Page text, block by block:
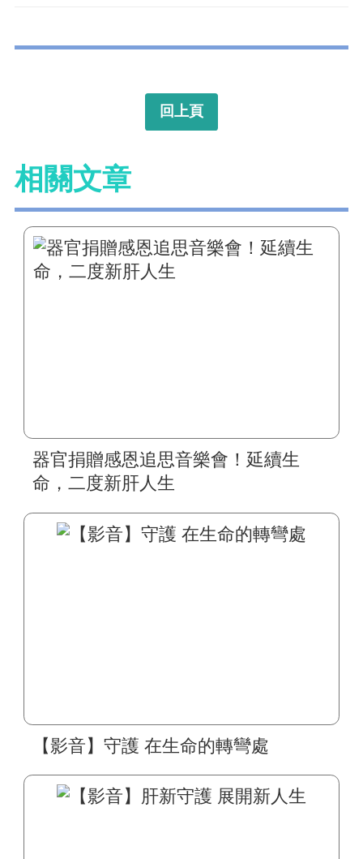
回上頁
相關文章
器官捐贈感恩追思音樂會！延續生
命，二度新肝人生
【影音】守護 在生命的轉彎處